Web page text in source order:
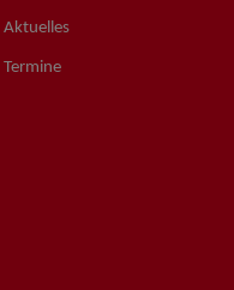
Aktuelles
Termine